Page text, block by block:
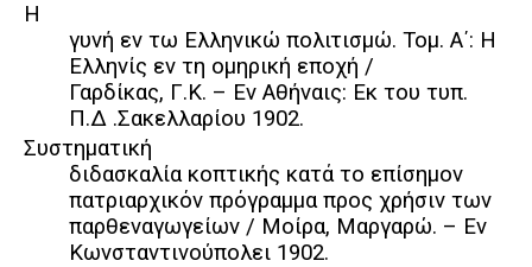
Η
γυνή εν τω Ελληνικώ πολιτισμώ. Τομ. Α΄: Η
Ελληνίς εν τη ομηρική εποχή /
Γαρδίκας, Γ.Κ. – Εν Αθήναις: Εκ του τυπ.
Π.Δ .Σακελλαρίου 1902.
Συστηματική
διδασκαλία κοπτικής κατά το επίσημον
πατριαρχικόν πρόγραμμα προς χρήσιν των
παρθεναγωγείων / Μοίρα, Μαργαρώ. – Εν
Κωνσταντινούπολει 1902.